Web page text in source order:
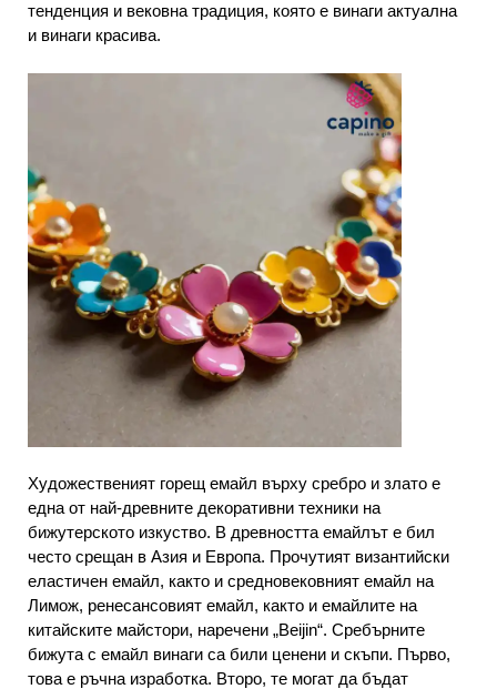
тенденция и вековна традиция, която е винаги актуална
и винаги красива.
Художественият горещ емайл върху сребро и злато е
една от най-древните декоративни техники на
бижутерското изкуство. В древността емайлът е бил
често срещан в Азия и Европа. Прочутият византийски
еластичен емайл, както и средновековният емайл на
Лимож, ренесансовият емайл, както и емайлите на
китайските майстори, наречени „Beijin“. Сребърните
бижута с емайл винаги са били ценени и скъпи. Първо,
това е ръчна изработка. Второ, те могат да бъдат